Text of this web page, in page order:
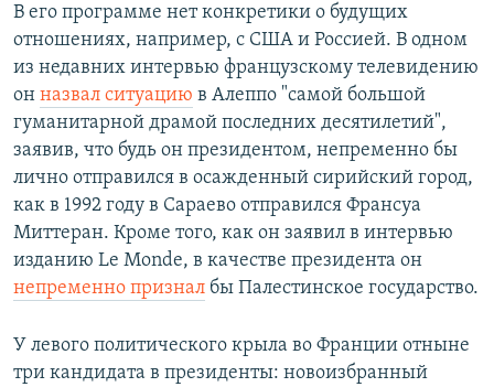
В его программе нет конкретики о будущих
отношениях, например, с США и Россией. В одном
из недавних интервью французскому телевидению
он назвал ситуацию в Алеппо "самой большой
гуманитарной драмой последних десятилетий",
заявив, что будь он президентом, непременно бы
лично отправился в осажденный сирийский город,
как в 1992 году в Сараево отправился Франсуа
Миттеран. Кроме того, как он заявил в интервью
изданию Le Monde, в качестве президента он
непременно признал бы Палестинское государство.
У левого политического крыла во Франции отныне
три кандидата в президенты: новоизбранный